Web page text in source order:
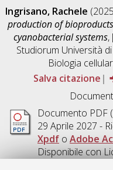
Ingrisano, Rachele
production of
cyanobacterial systems,
Studiorum Università
Biologia
Salva citazione
Documento PDF
29 Aprile 2027 -
Xpdfo Adobe
Disponibile con